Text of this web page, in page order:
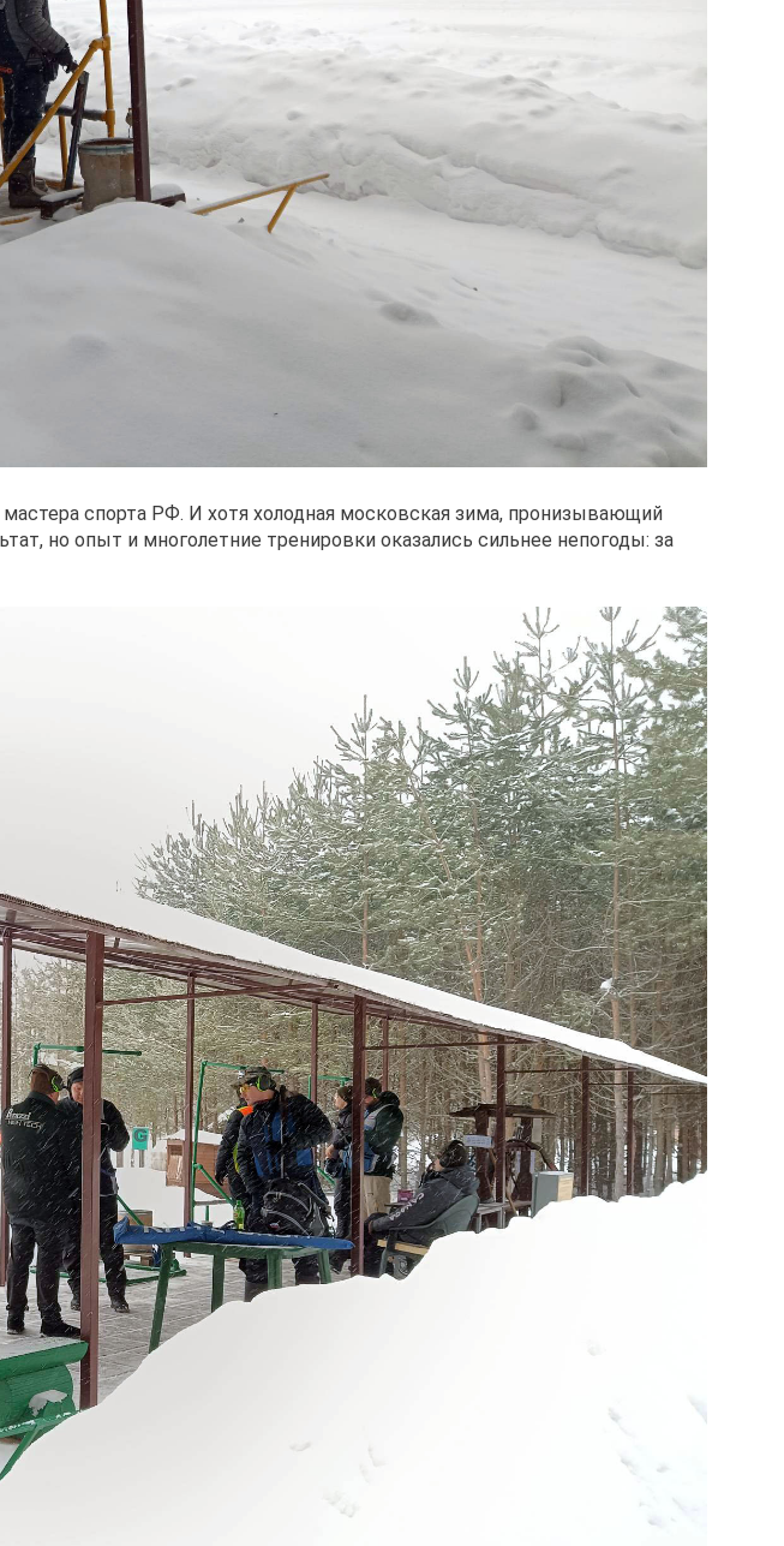
спорта РФ. И хотя холодная московская зима, пронизывающий
но опыт и многолетние тренировки оказались сильнее непогоды: за